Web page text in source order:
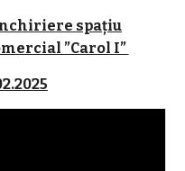
spațiu
”Carol I”